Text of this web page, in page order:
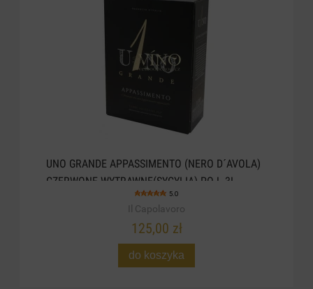
UNO GRANDE APPASSIMENTO (NERO D´AVOLA)
CZERWONE WYTRAWNE(SYCYLIA) POJ. 3L
5.0
Il Capolavoro
125,00 zł
do koszyka